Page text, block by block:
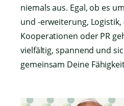
niemals aus. Egal, ob es
und -erweiterung,
Kooperationen oder PR
vielfältig, spannend und
gemeinsam Deine